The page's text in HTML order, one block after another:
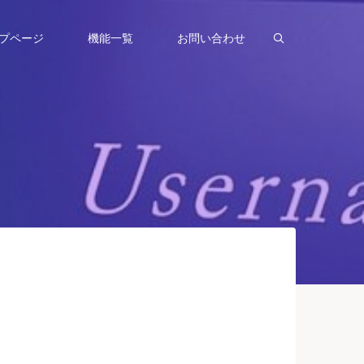
ページ 機能一覧 お問い合わせ